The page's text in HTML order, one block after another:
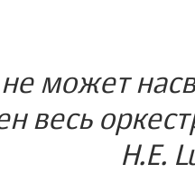
может
весь
H.E.